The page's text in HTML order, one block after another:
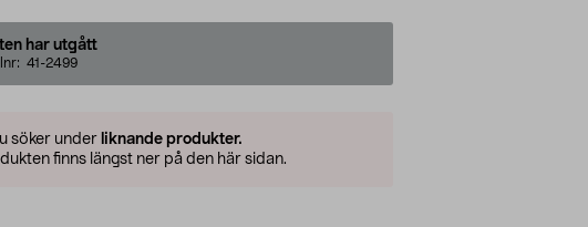
har utgått
41-2499
söker under liknande produkter.
finns längst ner på den här sidan.